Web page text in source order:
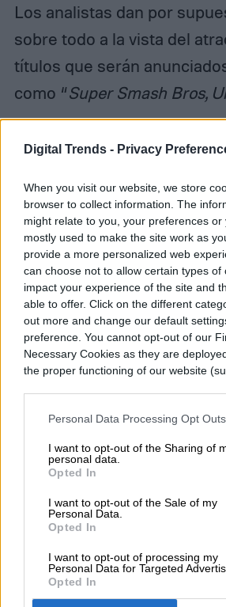
Digital Trends - Privacy
When you visit our website, we store
browser to collect information. The
might relate to you, your preferences
mostly used to make the site work as
provide a more personalized web
can choose not to allow certain types of
impact your experience of the site and
able to offer. Click on the different
out more and change our default
preference. You cannot opt-out of our
Necessary Cookies as they are
the proper functioning of our website
Personal Data Processing Opt Outs
I want to opt-out of the Sharing of
personal data.
Opted In
I want to opt-out of the Sale of my
Personal Data.
Opted In
I want to opt-out of processing my
Personal Data for Targeted
Opted In
Los analistas dan por
sobre todo a la vista del
títulos que serán
como “Super Smash Bros,
Jose
Former Digital
José Mendiola es licenciado
habla inglés y francés, y
Sebastián, en el norte de
Topics
NoticiasHomepage
Dos nuevos